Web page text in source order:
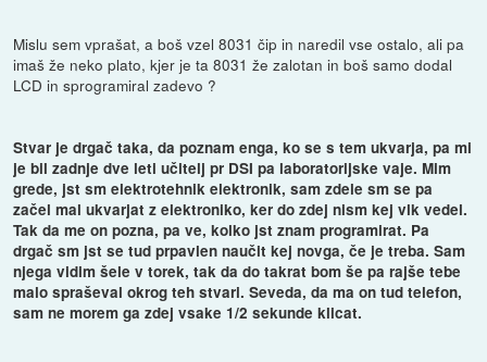
Mislu sem vprašat, a boš vzel 8031 čip in naredil vse ostalo, ali pa
imaš že neko plato, kjer je ta 8031 že zalotan in boš samo dodal
LCD in sprogramiral zadevo ?
Stvar je drgač taka, da poznam enga, ko se s tem ukvarja, pa mi
je bil zadnje dve leti učitelj pr DSI pa laboratorijske vaje. Mim
grede, jst sm elektrotehnik elektronik, sam zdele sm se pa
začel mal ukvarjat z elektroniko, ker do zdej nism kej vlk vedel.
Tak da me on pozna, pa ve, kolko jst znam programirat. Pa
drgač sm jst se tud prpavlen naučit kej novga, če je treba. Sam
njega vidim šele v torek, tak da do takrat bom še pa rajše tebe
malo spraševal okrog teh stvari. Seveda, da ma on tud telefon,
sam ne morem ga zdej vsake 1/2 sekunde klicat.